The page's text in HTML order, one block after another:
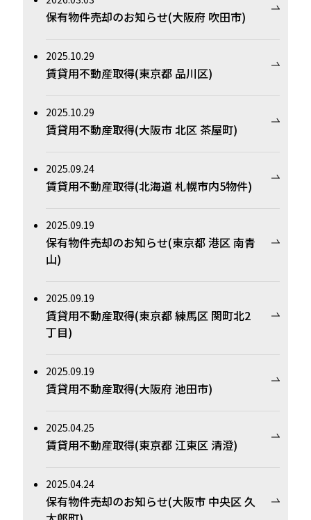
保有物件売却のお知らせ(大阪府 吹田市)
2025.10.29
賃貸用不動産取得(東京都 品川区)
2025.10.29
賃貸用不動産取得(大阪市 北区 茶屋町)
2025.09.24
賃貸用不動産取得(北海道 札幌市内5物件)
2025.09.19
保有物件売却のお知らせ(東京都 港区 南青
山)
2025.09.19
賃貸用不動産取得(東京都 練馬区 関町北2
丁目)
2025.09.19
賃貸用不動産取得(大阪府 池田市)
2025.04.25
賃貸用不動産取得(東京都 江東区 清澄)
2025.04.24
保有物件売却のお知らせ(大阪市 中央区 久